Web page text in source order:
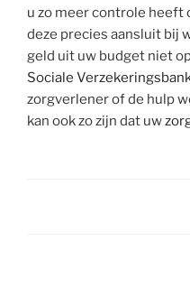
u zo meer controle heeft
deze precies aansluit bij
geld uit uw budget niet
Sociale
zorgverlener of de hulp
kan ook zo zijn dat uw